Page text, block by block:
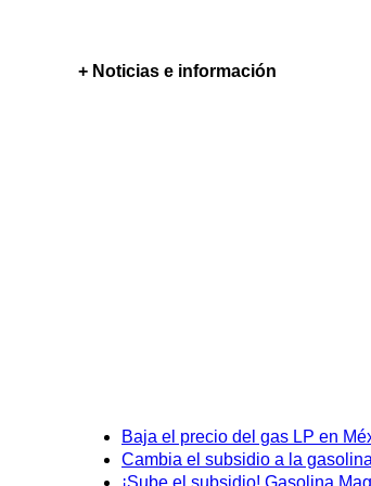
+ Noticias e información
Baja el precio del gas LP en
Cambia el subsidio a la
¡Sube el subsidio! Gasolina